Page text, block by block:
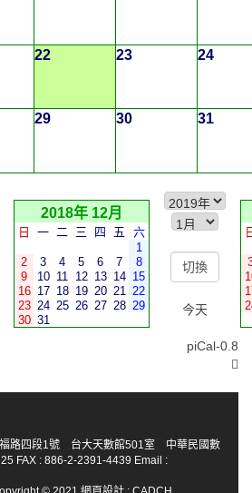
22 23 24
29 30 31
2018年 12月
日 一 二 三 四 五
六
1
2
3 4 5 6 7
8
9
10 11 12 13 14 15
16 17 18 19 20 21 22
23 24 25 26 27 28 29
30 31
今天
piCal-0.8
福路四段1號 台大天數館501室 中華民國數
FAX : 886-2-2391-4439 Email :